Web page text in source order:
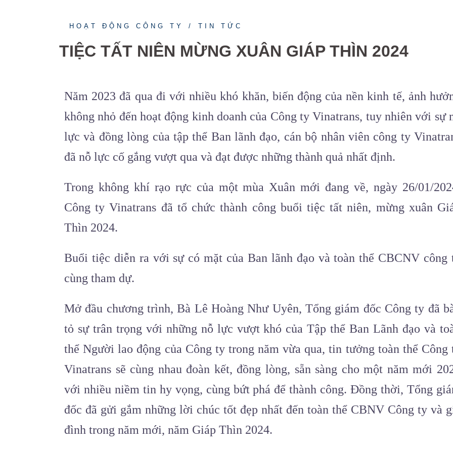
HOẠT ĐỘNG CÔNG TY TIN TỨC
TIỆC TẤT NIÊN MỪNG XUÂN GIÁP THÌN 2024
Năm 2023 đã qua đi với nhiều khó khăn, biến động của nền kinh tế, ảnh
không nhỏ đến hoạt động kinh doanh của Công ty Vinatrans, tuy nhiên với sự
lực và đồng lòng của tập thể Ban lãnh đạo, cán bộ nhân viên công ty
đã nỗ lực cố gắng vượt qua và đạt được những thành quả nhất định.
Trong không khí rạo rực của một mùa Xuân mới đang về, ngày 26/01/
Công ty Vinatrans đã tổ chức thành công buổi tiệc tất niên, mừng xuân
Thìn 2024.
Buổi tiệc diễn ra với sự có mặt của Ban lãnh đạo và toàn thể CBCNV công
cùng tham dự.
Mở đầu chương trình, Bà Lê Hoàng Như Uyên, Tổng giám đốc Công ty đã
tỏ sự trân trọng với những nỗ lực vượt khó của Tập thể Ban Lãnh đạo và
thể Người lao động của Công ty trong năm vừa qua, tin tưởng toàn thể Công
Vinatrans sẽ cùng nhau đoàn kết, đồng lòng, sẵn sàng cho một năm mới
với nhiều niềm tin hy vọng, cùng bứt phá để thành công. Đồng thời, Tổng
đốc đã gửi gắm những lời chúc tốt đẹp nhất đến toàn thể CBNV Công ty và
đình trong năm mới, năm Giáp Thìn 2024.